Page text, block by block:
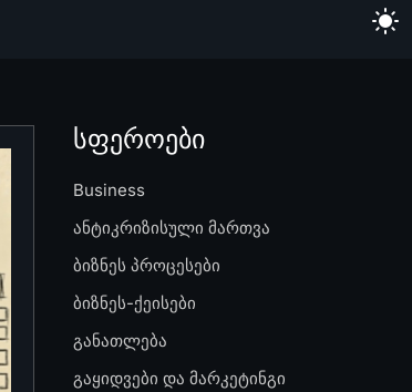
სფეროები
Business
ანტიკრიზისული მართვა
ბიზნეს პროცესები
ბიზნეს-ქეისები
განათლება
გაყიდვები და მარკეტინგი